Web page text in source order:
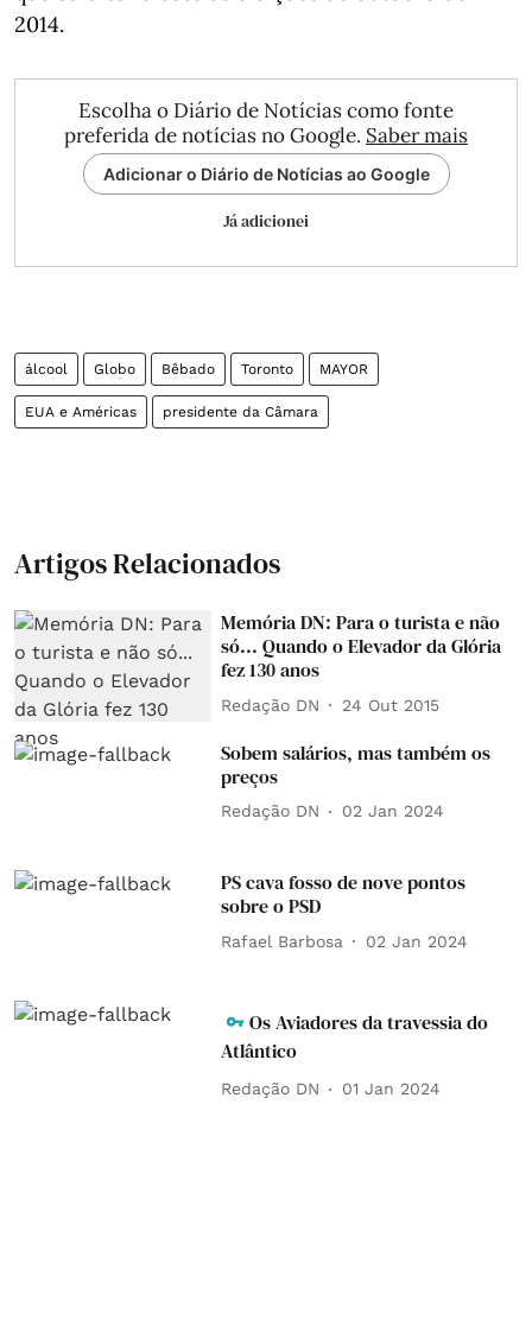
2014.
Escolha o Diário de Notícias como fonte
preferida de notícias no Google. Saber mais
Adicionar o Diário de Notícias ao Google
Já adicionei
álcool Globo Bêbado Toronto MAYOR
EUA e Américas presidente da Câmara
Artigos Relacionados
Memória DN: Para o turista e não
só... Quando o Elevador da Glória
fez 130 anos
Redação DN 24 Out 2015
Sobem salários, mas também os
preços
Redação DN 02 Jan 2024
PS cava fosso de nove pontos
sobre o PSD
Rafael Barbosa 02 Jan 2024
Os Aviadores da travessia do
Atlântico
Redação DN 01 Jan 2024